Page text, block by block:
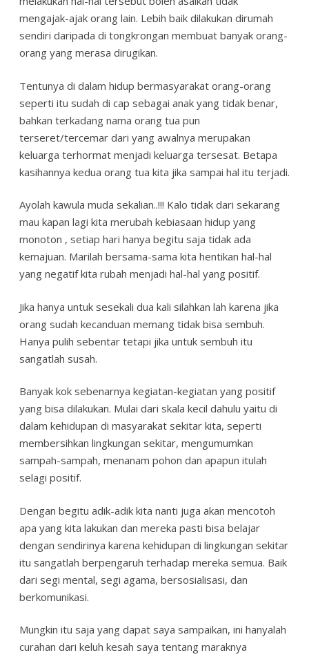
mengajak-ajak orang lain. Lebih baik dilakukan dirumah
sendiri daripada di tongkrongan membuat banyak orang-
orang yang merasa dirugikan.
Tentunya di dalam hidup bermasyarakat orang-orang
seperti itu sudah di cap sebagai anak yang tidak benar,
bahkan terkadang nama orang tua pun
terseret/tercemar dari yang awalnya merupakan
keluarga terhormat menjadi keluarga tersesat. Betapa
kasihannya kedua orang tua kita jika sampai hal itu terjadi.
Ayolah kawula muda sekalian..!!! Kalo tidak dari sekarang
mau kapan lagi kita merubah kebiasaan hidup yang
monoton , setiap hari hanya begitu saja tidak ada
kemajuan. Marilah bersama-sama kita hentikan hal-hal
yang negatif kita rubah menjadi hal-hal yang positif.
Jika hanya untuk sesekali dua kali silahkan lah karena jika
orang sudah kecanduan memang tidak bisa sembuh.
Hanya pulih sebentar tetapi jika untuk sembuh itu
sangatlah susah.
Banyak kok sebenarnya kegiatan-kegiatan yang positif
yang bisa dilakukan. Mulai dari skala kecil dahulu yaitu di
dalam kehidupan di masyarakat sekitar kita, seperti
membersihkan lingkungan sekitar, mengumumkan
sampah-sampah, menanam pohon dan apapun itulah
selagi positif.
Dengan begitu adik-adik kita nanti juga akan mencotoh
apa yang kita lakukan dan mereka pasti bisa belajar
dengan sendirinya karena kehidupan di lingkungan sekitar
itu sangatlah berpengaruh terhadap mereka semua. Baik
dari segi mental, segi agama, bersosialisasi, dan
berkomunikasi.
Mungkin itu saja yang dapat saya sampaikan, ini hanyalah
curahan dari keluh kesah saya tentang maraknya